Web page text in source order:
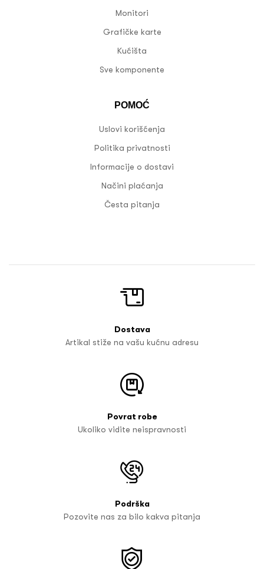
Monitori
Grafičke karte
Kućišta
Sve komponente
POMOĆ
Uslovi korišćenja
Politika privatnosti
Informacije o dostavi
Načini plaćanja
Česta pitanja
Dostava
Artikal stiže na vašu kućnu adresu
Povrat robe
Ukoliko vidite neispravnosti
Podrška
Pozovite nas za bilo kakva pitanja